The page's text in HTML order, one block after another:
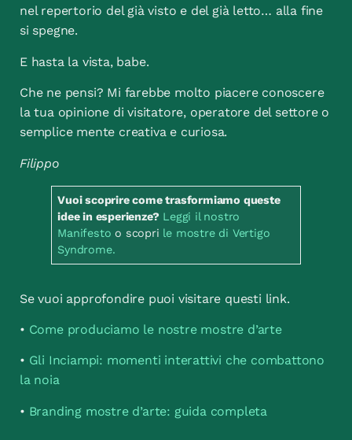
nel repertorio del già visto e del già letto… alla fine
si spegne.
E hasta la vista, babe.
Che ne pensi? Mi farebbe molto piacere conoscere
la tua opinione di visitatore, operatore del settore o
semplice mente creativa e curiosa.
Filippo
Vuoi scoprire come trasformiamo queste
idee in esperienze? Leggi il nostro
Manifesto o scopri le mostre di Vertigo
Syndrome.
Se vuoi approfondire puoi visitare questi link.
• Come produciamo le nostre mostre d’arte
• Gli Inciampi: momenti interattivi che combattono
la noia
• Branding mostre d’arte: guida completa